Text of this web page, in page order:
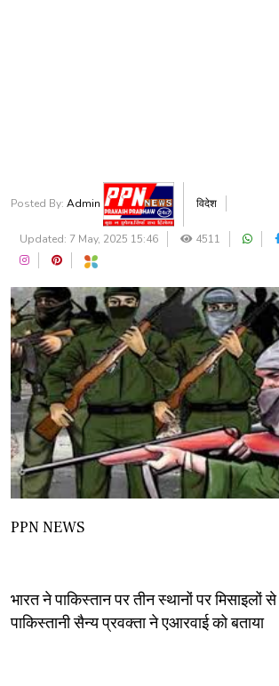
Posted By: Admin विदेश
Updated: 7 May, 2025 15:46 4511
PPN NEWS
भारत ने पाकिस्तान पर तीन स्थानों पर मिसाइलों
पाकिस्तानी सैन्य प्रवक्ता ने एआरवाई को बताया